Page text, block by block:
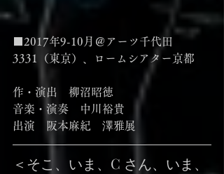
■2017年9-10月＠アーツ千代田
3331（東京）、ロームシアター京都
作・演出　柳沼昭徳
音楽・演奏　中川裕貴
出演　阪本麻紀　澤雅展
＜​そこ、いま、C さん、いま、